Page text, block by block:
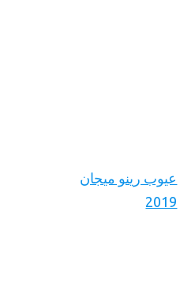
عيوب رينو ميجان
2019